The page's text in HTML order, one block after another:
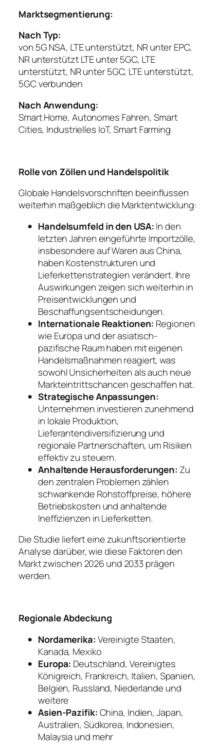
Marktsegmentierung:
Nach Typ:
von 5G NSA, LTE unterstützt, NR unter EPC,
NR unterstützt LTE unter 5GC, LTE
unterstützt, NR unter 5GC, LTE unterstützt,
5GC verbunden
Nach Anwendung:
Smart Home, Autonomes Fahren, Smart
Cities, Industrielles IoT, Smart Farming
Rolle von Zöllen und Handelspolitik
Globale Handelsvorschriften beeinflussen
weiterhin maßgeblich die Marktentwicklung:
Handelsumfeld in den USA:In den
letzten Jahren eingeführte Importzölle,
insbesondere auf Waren aus China,
haben Kostenstrukturen und
Lieferkettenstrategien verändert. Ihre
Auswirkungen zeigen sich weiterhin in
Preisentwicklungen und
Beschaffungsentscheidungen.
Internationale Reaktionen: Regionen
wie Europa und der asiatisch-
pazifische Raum haben mit eigenen
Handelsmaßnahmen reagiert, was
sowohl Unsicherheiten als auch neue
Markteintrittschancen geschaffen hat.
Strategische Anpassungen:
Unternehmen investieren zunehmend
in lokale Produktion,
Lieferantendiversifizierung und
regionale Partnerschaften, um Risiken
effektiv zu steuern.
Anhaltende Herausforderungen: Zu
den zentralen Problemen zählen
schwankende Rohstoffpreise, höhere
Betriebskosten und anhaltende
Ineffizienzen in Lieferketten.
Die Studie liefert eine zukunftsorientierte
Analyse darüber, wie diese Faktoren den
Markt zwischen 2026 und 2033 prägen
werden.
Regionale Abdeckung
Nordamerika:Vereinigte Staaten,
Kanada, Mexiko
Europa: Deutschland, Vereinigtes
Königreich, Frankreich, Italien, Spanien,
Belgien, Russland, Niederlande und
weitere
Asien-Pazifik:China, Indien, Japan,
Australien, Südkorea, Indonesien,
Malaysia und mehr